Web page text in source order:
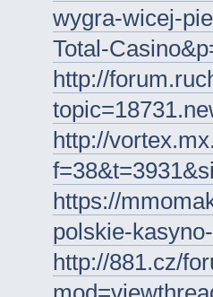
wygra-wicej-
Total-
http://
http://
https://
polskie-
http://881.cz/